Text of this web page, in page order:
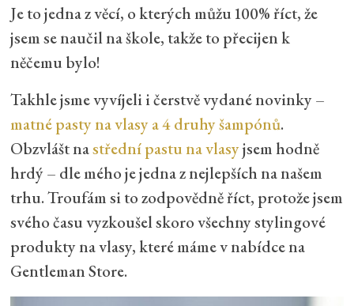
Je to jedna z věcí, o kterých můžu 100% říct, že
jsem se naučil na škole, takže to přecijen k
něčemu bylo!
Takhle jsme vyvíjeli i čerstvě vydané novinky –
matné pasty na vlasy a 4 druhy šampónů.
Obzvlášt nastřední pastu na vlasyjsem hodně
hrdý – dle mého je jedna z nejlepších na našem
trhu. Troufám si to zodpovědně říct, protože jsem
svého času vyzkoušel skoro všechny stylingové
produkty na vlasy, které máme v nabídce na
Gentleman Store.